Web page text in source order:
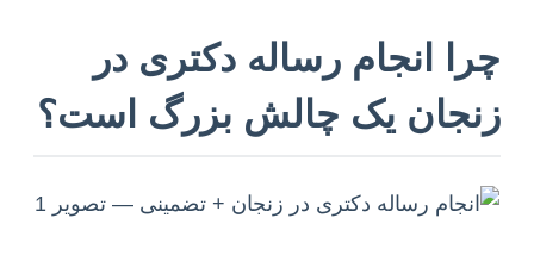
چرا انجام رساله دکتری در
زنجان یک چالش بزرگ است؟